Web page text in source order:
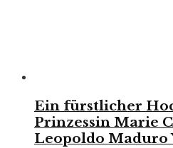
Ein fürstlicher
Prinzessin Marie
Leopoldo Maduro